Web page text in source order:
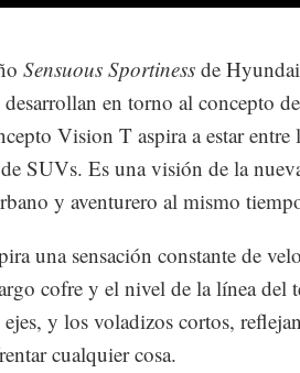
Sensuous Sportiness de
en torno al concepto de
Vision T aspira a estar entre
SUVs. Es una visión de la
y aventurero al mismo
una sensación constante de
cofre y el nivel de la línea del
y los voladizos cortos,
cualquier cosa.